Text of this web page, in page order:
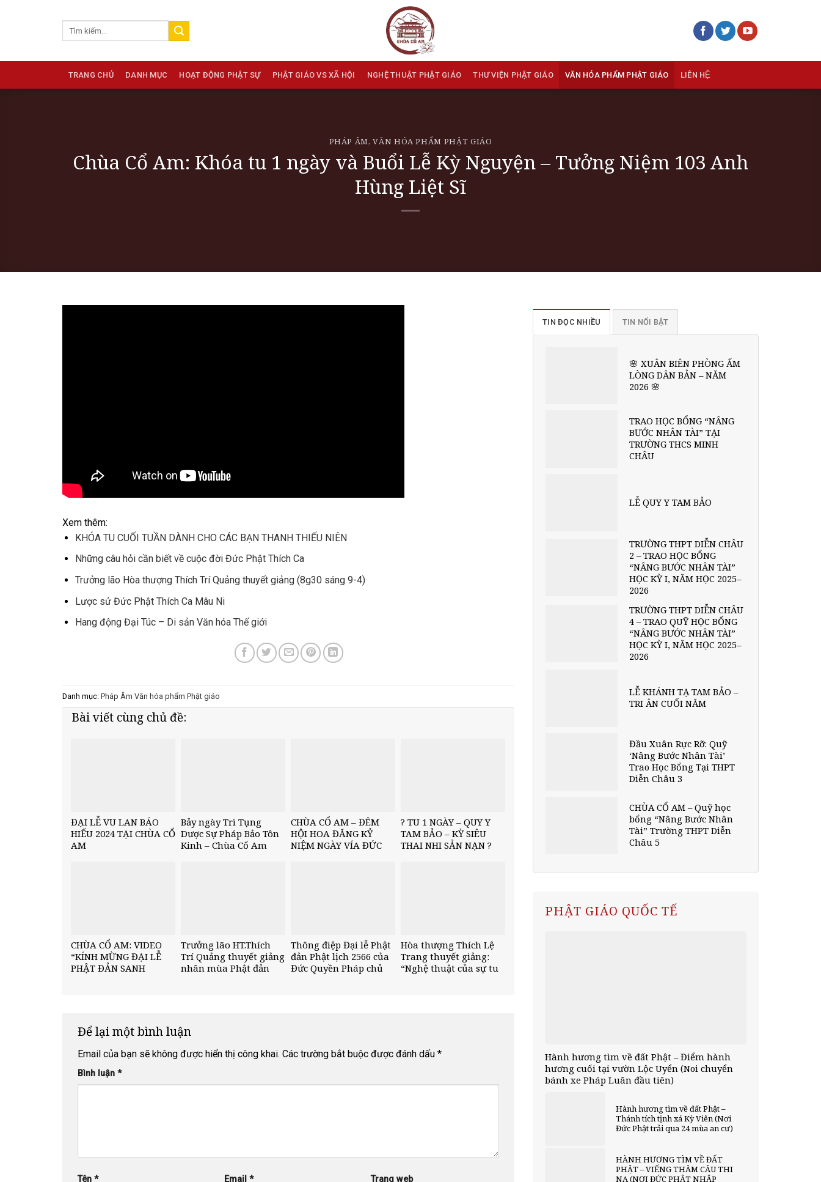
TRANG CHỦ DANH MỤC HOẠT ĐỘNG PHẬT SỰ PHẬT GIÁO VS XÃ HỘI NGHỆ THUẬT PHẬT GIÁO THƯ VIỆN PHẬT GIÁO VĂN HÓA PHẨM PHẬT GIÁO LIÊN HỆ
PHÁP ÂM,VĂN HÓA PHẨM PHẬT GIÁO
Chùa Cổ Am: Khóa tu 1 ngày và Buổi Lễ Kỳ Nguyện – Tưởng Niệm 103 Anh
Hùng Liệt Sĩ
Xem thêm:
KHÓA TU CUỐI TUẦN DÀNH CHO CÁC BẠN THANH THIẾU NIÊN
Những câu hỏi cần biết về cuộc đời Đức Phật Thích Ca
Trưởng lão Hòa thượng Thích Trí Quảng thuyết giảng (8g30 sáng 9-4)
Lược sử Đức Phật Thích Ca Mâu Ni
Hang động Đại Túc – Di sản Văn hóa Thế giới
Danh mục: Pháp Âm Văn hóa phẩm Phật giáo
Bài viết cùng chủ đề:
ĐẠI LỄ VU LAN BÁO
HIẾU 2024 TẠI CHÙA CỔ
AM
Bảy ngày Trì Tụng
Dược Sự Pháp Bảo Tôn
Kinh – Chùa Cổ Am
CHÙA CỔ AM – ĐÊM
HỘI HOA ĐĂNG KỶ
NIỆM NGÀY VÍA ĐỨC
? TU 1 NGÀY – QUY Y
TAM BẢO – KỲ SIÊU
THAI NHI SẢN NẠN ?
CHÙA CỔ AM: VIDEO
“KÍNH MỪNG ĐẠI LỄ
PHẬT ĐẢN SANH
Trưởng lão HT.Thích
Trí Quảng thuyết giảng
nhân mùa Phật đản
Thông điệp Đại lễ Phật
đản Phật lịch 2566 của
Đức Quyền Pháp chủ
Hòa thượng Thích Lệ
Trang thuyết giảng:
“Nghệ thuật của sự tu
Để lại một bình luận
Email của bạn sẽ không được hiển thị công khai. Các trường bắt buộc được đánh dấu *
Bình luận *
Tên * Email * Trang web
TIN ĐỌC NHIỀU TIN NỔI BẬT
🌸 XUÂN BIÊN PHÒNG ẤM
LÒNG DÂN BẢN – NĂM
2026 🌸
TRAO HỌC BỔNG “NÂNG
BƯỚC NHÂN TÀI” TẠI
TRƯỜNG THCS MINH
CHÂU
LỄ QUY Y TAM BẢO
TRƯỜNG THPT DIỄN CHÂU
2 – TRAO HỌC BỔNG
“NÂNG BƯỚC NHÂN TÀI”
HỌC KỲ I, NĂM HỌC 2025–
2026
TRƯỜNG THPT DIỄN CHÂU
4 – TRAO QUỸ HỌC BỔNG
“NÂNG BƯỚC NHÂN TÀI”
HỌC KỲ I, NĂM HỌC 2025–
2026
LỄ KHÁNH TẠ TAM BẢO –
TRI ÂN CUỐI NĂM
Đầu Xuân Rực Rỡ: Quỹ
‘Nâng Bước Nhân Tài’
Trao Học Bổng Tại THPT
Diễn Châu 3
CHÙA CỔ AM – Quỹ học
bổng “Nâng Bước Nhân
Tài” Trường THPT Diễn
Châu 5
PHẬT GIÁO QUỐC TẾ
Hành hương tìm về đất Phật – Điểm hành
hương cuối tại vườn Lộc Uyển (Noi chuyển
bánh xe Pháp Luân đầu tiên)
Hành hương tìm về đất Phật –
Thánh tích tịnh xá Kỳ Viên (Nơi
Đức Phật trải qua 24 mùa an cư)
HÀNH HƯƠNG TÌM VỀ ĐẤT
PHẬT – VIẾNG THĂM CÂU THI
NA (NƠI ĐỨC PHẬT NHẬP